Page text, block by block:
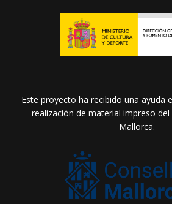
Este proyecto ha recibido una ayuda
realización de material impreso del
Mallorca.